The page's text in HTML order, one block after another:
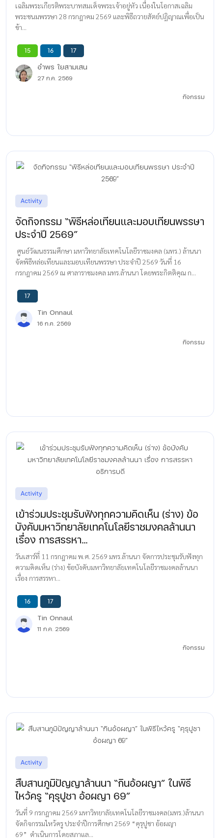
เฉลิมพระเกียรติพระบาทสมเด็จพระเจ้าอยู่หัว เนื่องในโอกาสเฉลิม
พระชนมพรรษา 28 กรกฎาคม 2569 และพิธีถวายสัตย์ปฏิญาณเพื่อเป็น
ข้า...
15 16 17
อำพร ใยสามเสน
27 ก.ค. 2569
กิจกรรม
Activity
จัดกิจกรรม “พิธีหล่อเทียนและมอบเทียนพรรษา
ประจำปี 2569”
ศูนย์วัฒนธรรมศึกษา มหาวิทยาลัยเทคโนโลยีราชมงคล (มทร.) ล้านนา
จัดพิธีหล่อเทียนและมอบเทียนพรรษา ประจำปี 2569 วันที่ 16
กรกฎาคม 2569 ณ ศาลาราชมงคล มทร.ล้านนา โดยพระกิตติคุณ ก...
17
Tin Onnaul
16 ก.ค. 2569
กิจกรรม
Activity
เข้าร่วมประชุมรับฟังทุกความคิดเห็น (ร่าง) ข้อ
บังคับมหาวิทยาลัยเทคโนโลยีราชมงคลล้านนา
เรื่อง การสรรหา...
วันเสาร์ที่ 11 กรกฎาคม พ.ศ. 2569 มทร.ล้านนา จัดการประชุมรับฟังทุก
ความคิดเห็น (ร่าง) ข้อบังคับมหาวิทยาลัยเทคโนโลยีราชมงคลล้านนา
เรื่อง การสรรหา...
16 17
Tin Onnaul
11 ก.ค. 2569
กิจกรรม
Activity
สืบสานภูมิปัญญาล้านนา “กินอ้อผญา” ในพิธี
ไหว้ครู “คุรุปูชา อ้อผญา 69”
วันที่ 9 กรกฎาคม 2569 มหาวิทยาลัยเทคโนโลยีราชมงคล(มทร.)ล้านนา
จัดกิจกรรมไหว้ครู ประจำปีการศึกษา 2569 “คุรุปูชา อ้อผญา
69” ดำเนินการโดยสภาแล...